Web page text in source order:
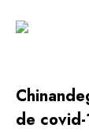
de